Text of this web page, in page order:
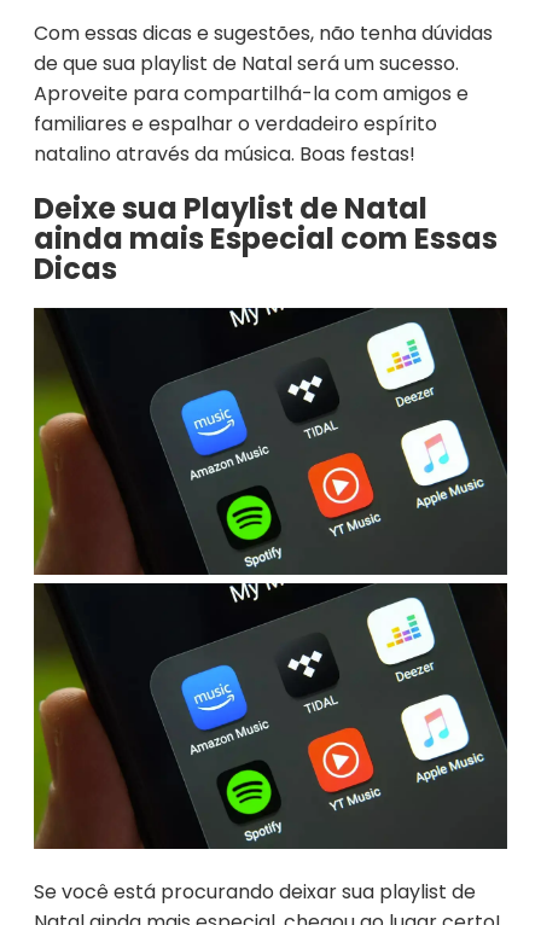
Com essas dicas e sugestões, não tenha dúvidas
de que sua playlist de Natal será um sucesso.
Aproveite para compartilhá-la com amigos e
familiares e espalhar o verdadeiro espírito
natalino através da música. Boas festas!
Deixe sua Playlist de Natal
ainda mais Especial com Essas
Dicas
Se você está procurando deixar sua playlist de